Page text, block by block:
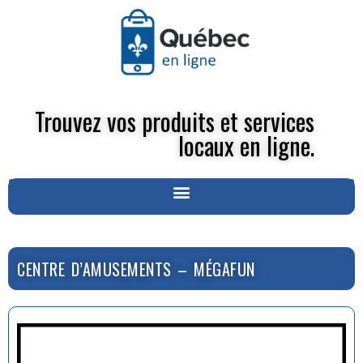
Trouvez vos produits et services
locaux en ligne.
CENTRE D’AMUSEMENTS – MÉGAFUN